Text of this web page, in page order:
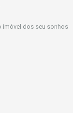
imóvel dos seu sonhos